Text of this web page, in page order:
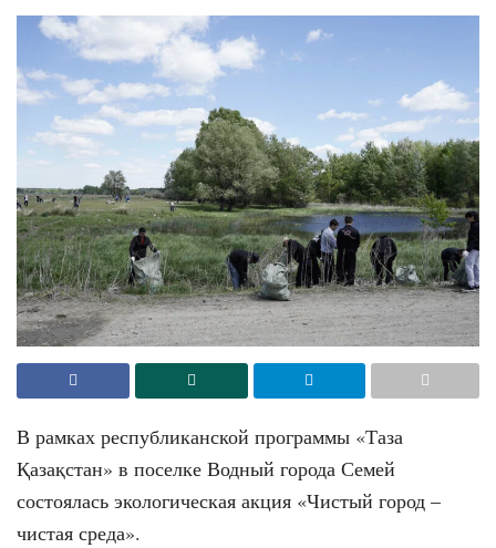
В рамках республиканской программы «Таза
Қазақстан» в поселке Водный города Семей
состоялась экологическая акция «Чистый город –
чистая среда».